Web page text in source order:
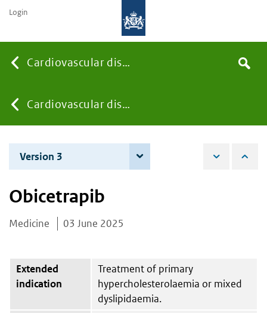
Cardiovascular diseases
You
are
here:
Cardiovascular diseases
the
Search
Login
Version 3
Obicetrapib
Medicine 03 June 2025
Extended
indication
Treatment of primary
hypercholesterolaemia or mixed
dyslipidaemia.